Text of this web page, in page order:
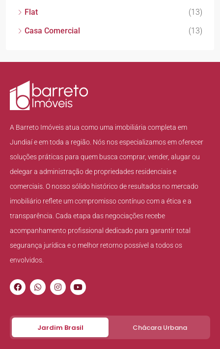
Flat
(13)
Casa Comercial
(13)
A Barreto Imóveis atua como uma imobiliária completa em
Jundiaí e em toda a região. Nós nos especializamos em oferecer
soluções práticas para quem busca comprar, vender, alugar ou
delegar a administração de propriedades residenciais e
comerciais. O nosso sólido histórico de resultados no mercado
imobiliário reflete um compromisso contínuo com a ética e a
transparência. Cada etapa das negociações recebe
acompanhamento profissional dedicado para garantir total
segurança jurídica e o melhor retorno possível a todos os
envolvidos.
Jardim Brasil Chácara Urbana